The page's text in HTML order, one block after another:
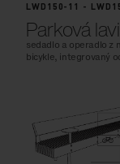
LWD150-11 -
Parková
sedadlo a operadlo z
bicykle, integrovaný